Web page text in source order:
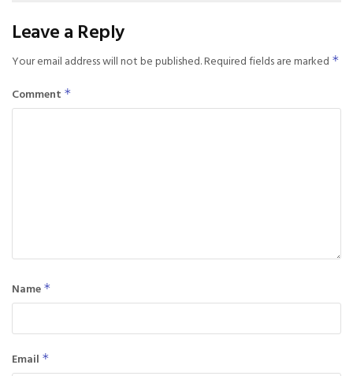
Leave a Reply
Your email address will not be published.Required fields are marked *
Comment *
Name *
Email *